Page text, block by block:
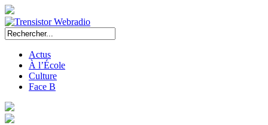
Actus
À l’École
Culture
Face B